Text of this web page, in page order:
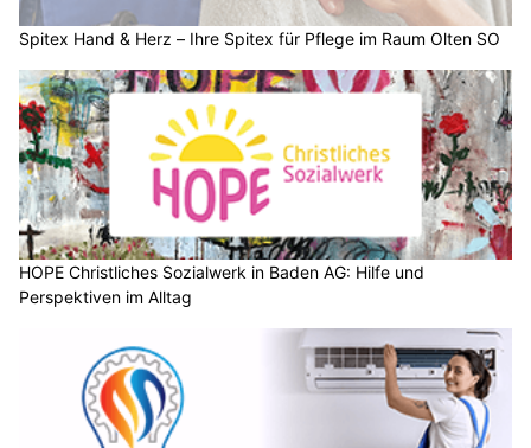
Spitex Hand & Herz – Ihre Spitex für Pflege im Raum Olten SO
HOPE Christliches Sozialwerk in Baden AG: Hilfe und
Perspektiven im Alltag